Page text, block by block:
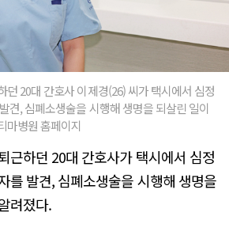
던 20대 간호사 이제경(26) 씨가 택시에서 심정
견, 심폐소생술을 시행해 생명을 되살린 일이
마병원 홈페이지
근하던 20대 간호사가 택시에서 심정
를 발견, 심폐소생술을 시행해 생명을
려졌다.